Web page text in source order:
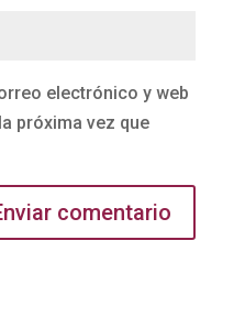
electrónico y web
próxima vez que